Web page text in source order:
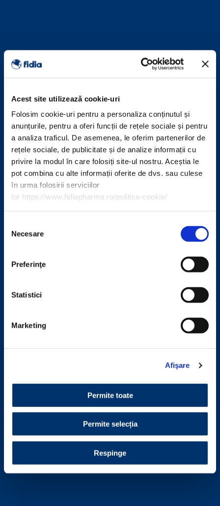
Acest site utilizează cookie-uri
Folosim cookie-uri pentru a personaliza conținutul și
anunțurile, pentru a oferi funcții de rețele sociale și pentru
a analiza traficul. De asemenea, le oferim partenerilor de
rețele sociale, de publicitate și de analize informații cu
privire la modul în care folosiți site-ul nostru. Aceștia le
pot combina cu alte informații oferite de dvs. sau culese
în urma folosirii serviciilor
lor https://www.fidiapharma.ro/politica-cookie/
consimțământului
Necesare
Preferinţe
Statistici
Marketing
Afişare
Permite toate
Permite selecția
Respinge